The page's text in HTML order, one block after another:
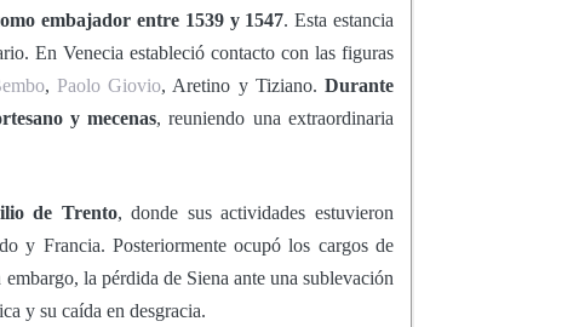
embajador entre 1539 y 1547. Esta estancia
En Venecia estableció contacto con las figuras
, Paolo Giovio, Aretino y Tiziano.Durante
y mecenas, reuniendo una extraordinaria
de Trento, donde sus actividades estuvieron
y Francia. Posteriormente ocupó los cargos de
la pérdida de Siena ante una sublevación
y su caída en desgracia.